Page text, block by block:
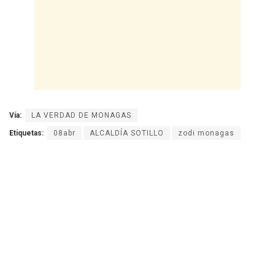
Vía: LA VERDAD DE MONAGAS
Etiquetas: 08abr ALCALDÍA SOTILLO zodi monagas